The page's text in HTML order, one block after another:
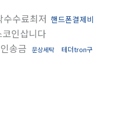
수수료최저 핸드폰결제비
인삽니다
송금 문상세탁
테더tron구